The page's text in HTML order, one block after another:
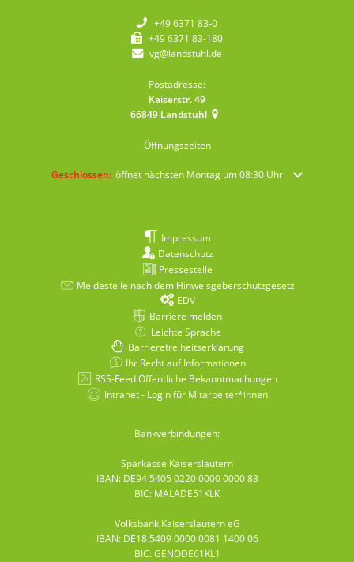
+49 6371 83-0
+49 6371 83-180
vg@landstuhl.de
Postadresse:
Kaiserstr. 49
66849 Landstuhl
Öffnungszeiten
Klicken, um weitere Öffnungs- oder Schließzeiten auszublenden
Geschlossen: öffnet nächsten Montag um 08:30 Uhr
Impressum
Datenschutz
Pressestelle
Meldestelle nach dem Hinweisgeberschutzgesetz
EDV
Barriere melden
Leichte Sprache
Barrierefreiheitserklärung
Ihr Recht auf Informationen
RSS-Feed Öffentliche Bekanntmachungen
Intranet - Login für Mitarbeiter*innen
Bankverbindungen:
Sparkasse Kaiserslautern
IBAN: DE94 5405 0220 0000 0000 83
BIC: MALADE51KLK
Volksbank Kaiserslautern eG
IBAN: DE18 5409 0000 0081 1400 06
BIC: GENODE61KL1